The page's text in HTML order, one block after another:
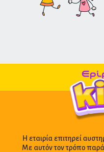
Η εταιρία επιτηρεί
Με αυτόν τον τρόπο